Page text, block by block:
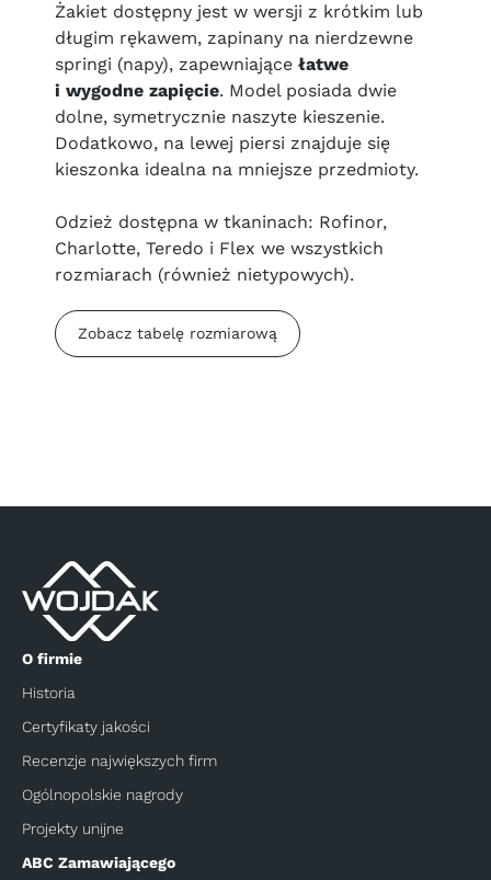
Żakiet dostępny jest w wersji z krótkim lub
długim rękawem, zapinany na nierdzewne
springi (napy), zapewniające łatwe
i wygodne zapięcie. Model posiada dwie
dolne, symetrycznie naszyte kieszenie.
Dodatkowo, na lewej piersi znajduje się
kieszonka idealna na mniejsze przedmioty.
Odzież dostępna w tkaninach: Rofinor,
Charlotte, Teredo i Flex we wszystkich
rozmiarach (również nietypowych).
Zobacz tabelę rozmiarową
O firmie
Historia
Certyfikaty jakości
Recenzje największych firm
Ogólnopolskie nagrody
Projekty unijne
ABC Zamawiającego